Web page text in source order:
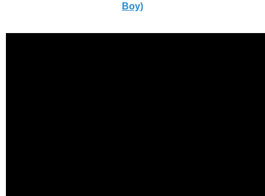
Boy)